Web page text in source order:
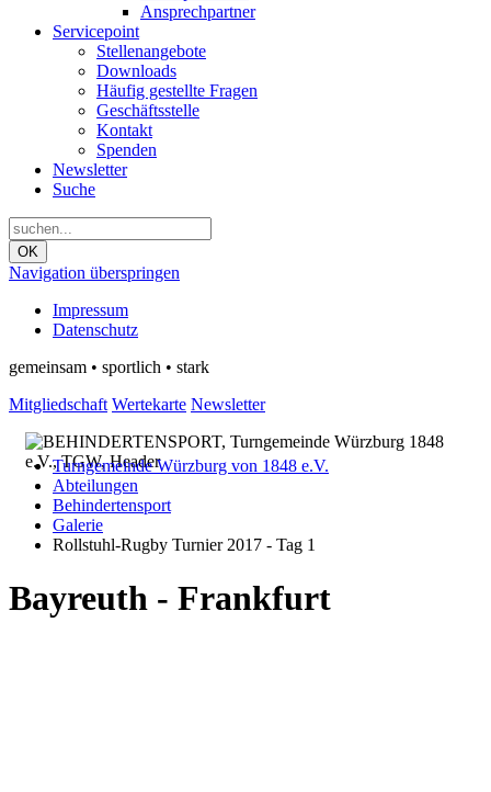
Ansprechpartner
Servicepoint
Stellenangebote
Downloads
Häufig gestellte Fragen
Geschäftsstelle
Kontakt
Spenden
Newsletter
Suche
OK
Navigation überspringen
Impressum
Datenschutz
gemeinsam • sportlich • stark
Mitgliedschaft Wertekarte Newsletter
Turngemeinde Würzburg von 1848 e.V.
Abteilungen
Behindertensport
Galerie
Rollstuhl-Rugby Turnier 2017 - Tag 1
Bayreuth - Frankfurt